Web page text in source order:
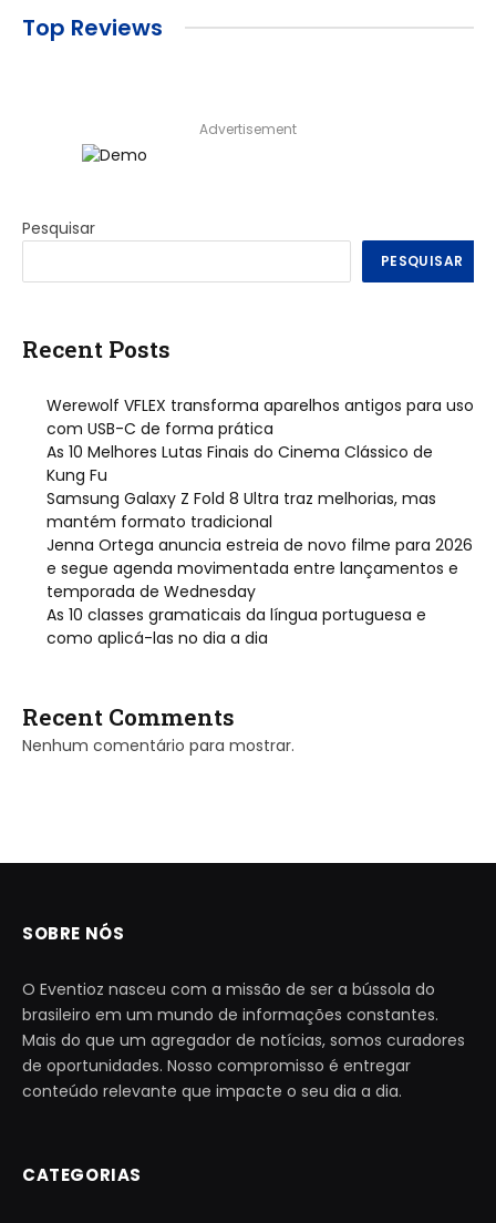
Top Reviews
Advertisement
Pesquisar
PESQUISAR
Recent Posts
Werewolf VFLEX transforma aparelhos antigos para uso
com USB-C de forma prática
As 10 Melhores Lutas Finais do Cinema Clássico de
Kung Fu
Samsung Galaxy Z Fold 8 Ultra traz melhorias, mas
mantém formato tradicional
Jenna Ortega anuncia estreia de novo filme para 2026
e segue agenda movimentada entre lançamentos e
temporada de Wednesday
As 10 classes gramaticais da língua portuguesa e
como aplicá-las no dia a dia
Recent Comments
Nenhum comentário para mostrar.
SOBRE NÓS
O Eventioz nasceu com a missão de ser a bússola do
brasileiro em um mundo de informações constantes.
Mais do que um agregador de notícias, somos curadores
de oportunidades. Nosso compromisso é entregar
conteúdo relevante que impacte o seu dia a dia.
CATEGORIAS